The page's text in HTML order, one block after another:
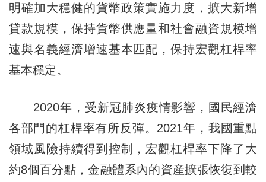
明確加大穩健的貨幣政策實施力度，擴大新增
貸款規模，保持貨幣供應量和社會融資規模增
速與名義經濟增速基本匹配，保持宏觀杠桿率
基本穩定。
2020年，受新冠肺炎疫情影響，國民經濟
各部門的杠桿率有所反彈。2021年，我國重點
領域風險持續得到控制，宏觀杠桿率下降了大
約8個百分點，金融體系內的資産擴張恢復到較